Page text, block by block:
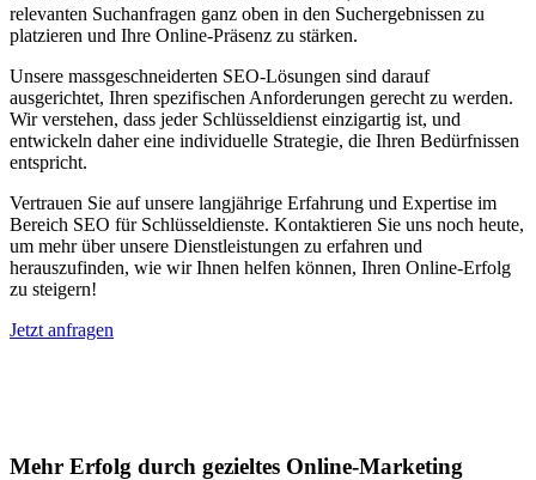
relevanten Suchanfragen ganz oben in den Suchergebnissen zu
platzieren und Ihre Online-Präsenz zu stärken.
Unsere massgeschneiderten SEO-Lösungen sind darauf
ausgerichtet, Ihren spezifischen Anforderungen gerecht zu werden.
Wir verstehen, dass jeder Schlüsseldienst einzigartig ist, und
entwickeln daher eine individuelle Strategie, die Ihren Bedürfnissen
entspricht.
Vertrauen Sie auf unsere langjährige Erfahrung und Expertise im
Bereich SEO für Schlüsseldienste. Kontaktieren Sie uns noch heute,
um mehr über unsere Dienstleistungen zu erfahren und
herauszufinden, wie wir Ihnen helfen können, Ihren Online-Erfolg
zu steigern!
Jetzt anfragen
Mehr Erfolg durch gezieltes Online-Marketing